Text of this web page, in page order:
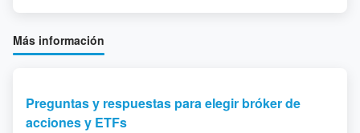
Más información
Preguntas y respuestas para elegir bróker de
acciones y ETFs